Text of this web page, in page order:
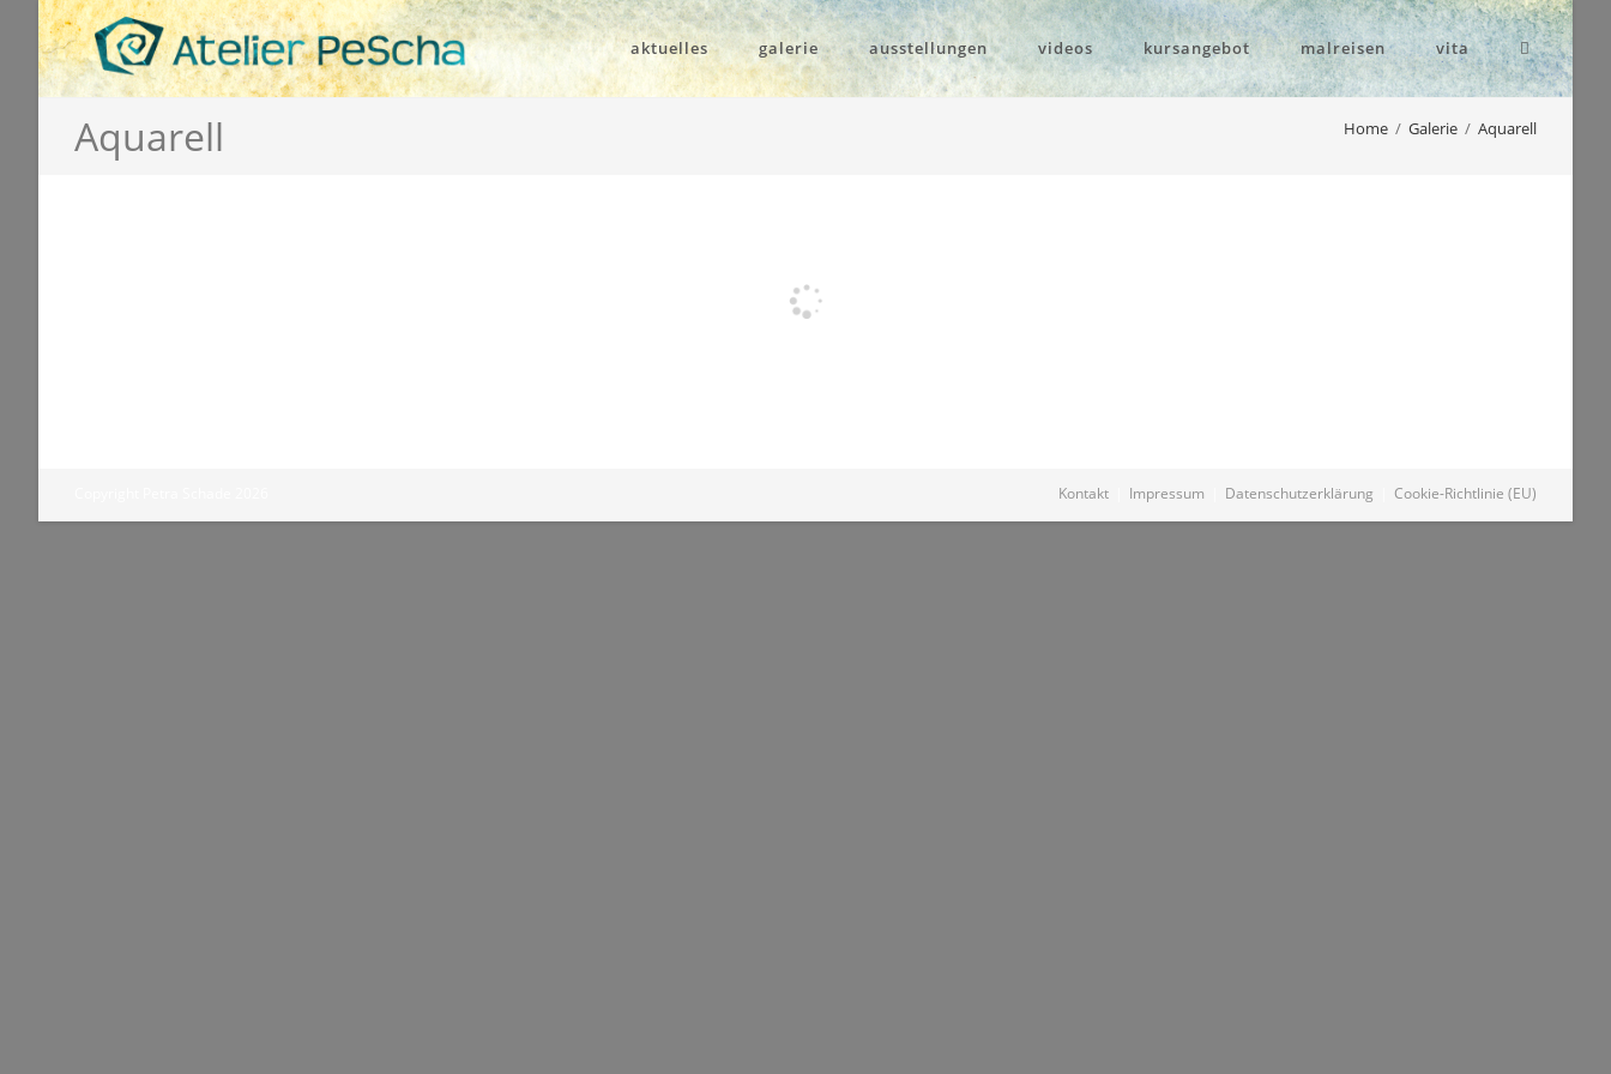
aktuelles galerie ausstellungen videos kursangebot malreisen vita
Aquarell Home / Galerie / Aquarell
Kontakt Impressum Datenschutzerklärung Cookie-Richtlinie (EU)